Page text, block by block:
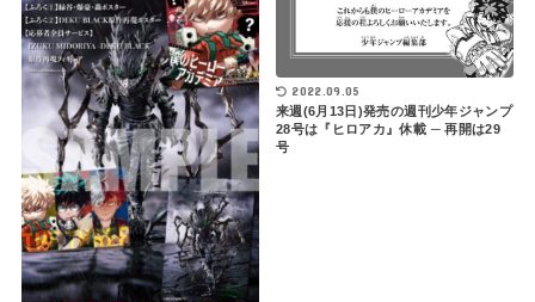
2022.09.05
来週(6月13日)発売の週刊少年ジャンプ
28号は『ヒロアカ』休載 ─ 再開は29
号